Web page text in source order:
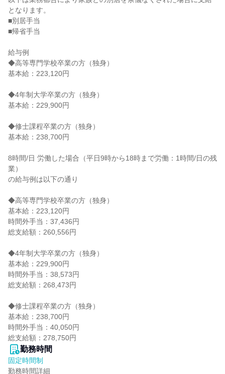
となります。
■別居手当
■帰省手当
給与例
◆高等専門学校卒業の方（独身）
基本給：223,120円
◆4年制大学卒業の方（独身）
基本給：229,900円
◆修士課程卒業の方（独身）
基本給：238,700円
8時間/日 労働した場合（平日9時から18時まで労働：1時間/日の残
業）
の給与例は以下の通り
◆高等専門学校卒業の方（独身）
基本給：223,120円
時間外手当：37,436円
総支給額：260,556円
◆4年制大学卒業の方（独身）
基本給：229,900円
時間外手当：38,573円
総支給額：268,473円
◆修士課程卒業の方（独身）
基本給：238,700円
時間外手当：40,050円
総支給額：278,750円
勤務時間
固定時間制
勤務時間詳細